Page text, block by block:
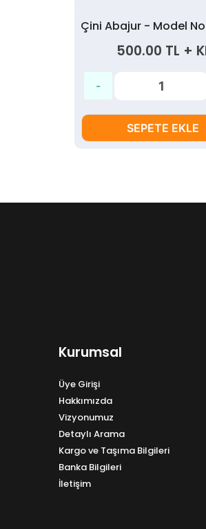
500.00 TL +
SEPETE EKLE
Kurumsal
Üye Girişi
Hakkımızda
Vizyonumuz
Detaylı Arama
Kargo ve Taşıma Bilgileri
Banka Bilgileri
İletişim